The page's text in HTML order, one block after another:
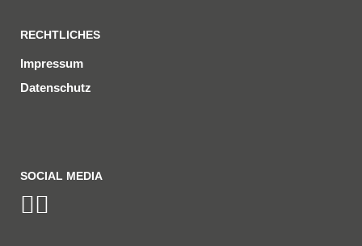
RECHTLICHES
Impressum
Datenschutz
SOCIAL MEDIA